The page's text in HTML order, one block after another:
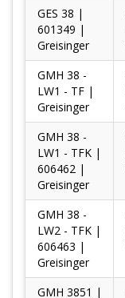
GES 38 |
601349 |
Greisinger
GMH 38 -
LW1 - TF |
Greisinger
GMH 38 -
LW1 - TFK |
606462 |
Greisinger
GMH 38 -
LW2 - TFK |
606463 |
Greisinger
GMH 3851 |